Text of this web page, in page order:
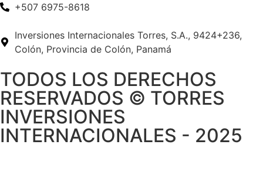
+507 6975-8618
Inversiones Internacionales Torres, S.A., 9424+236,
Colón, Provincia de Colón, Panamá
TODOS LOS DERECHOS
RESERVADOS © TORRES
INVERSIONES
INTERNACIONALES - 2025